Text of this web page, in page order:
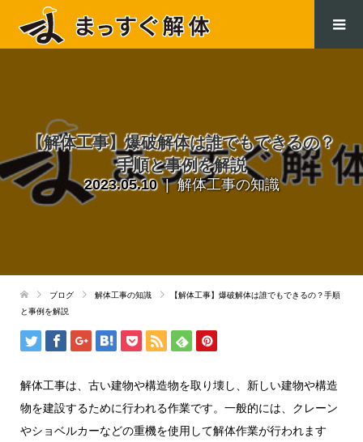
【解体工事】爆破解体は誰でもできるの？
手順と事例を解説
2023.05.10 解体工事の知識
ブログ 解体工事の知識
【解体工事】爆破解体は誰でもできるの？手順
と事例を解説
解体工事は、古い建物や構造物を取り壊し、新しい建物や構造
物を建設するために行われる作業です。一般的には、クレーン
やショベルカーなどの重機を使用して解体作業が行われます